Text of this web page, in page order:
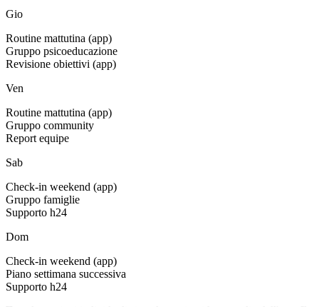
Gio
Routine mattutina (app)
Gruppo psicoeducazione
Revisione obiettivi (app)
Ven
Routine mattutina (app)
Gruppo community
Report equipe
Sab
Check-in weekend (app)
Gruppo famiglie
Supporto h24
Dom
Check-in weekend (app)
Piano settimana successiva
Supporto h24